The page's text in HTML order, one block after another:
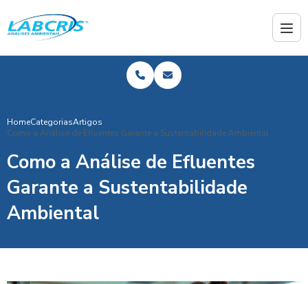
HomeCategoriasArtigos
Como a Análise de Efluentes Garante a Sustentabilidade Ambiental
Como a Análise de Efluentes
Garante a Sustentabilidade
Ambiental